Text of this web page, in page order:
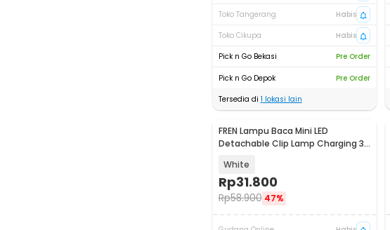
Toko Tangerang
Habis
Toko Cikupa
Habis
Pick n Go Bekasi
Pre Order
Pick n Go Depok
Pre Order
Tersedia di 1 lokasi lain
FREN Lampu Baca Mini LED
Detachable Clip Lamp Charging 3
White
Rp31.800
Rp58.900 47%